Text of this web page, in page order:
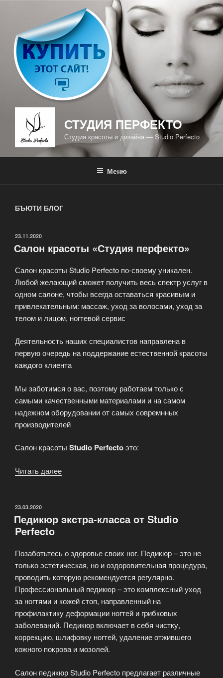
содержимому
СТУДИЯ ПЕРФЕКТО
Студия красоты и дизайна — Studio Perfecto
Меню
БЪЮТИ БЛОГ
ОПУБЛИКОВАНО
23.11.2020
Салон красоты «Студия перфекто»
Салон красоты Studio Perfecto по-своему уникален.
Любой желающий сможет получить весь спектр услуг в
одном салоне, чтобы всегда оставаться красивым и
привлекательным: массаж, уход за волосами, уход за
телом и лицом, ногтевой сервис
Деятельность наших специалистов направлена в
первую очередь на поддержание естественной красоты
каждого клиента
Мы заботимся о вас, поэтому работаем только с
самыми качественными материалами и на самом
надежном оборудовании от самых совремнных
производителей
Салон красоты Studio Perfectoэто:
Читать далее
ОПУБЛИКОВАНО
23.03.2020
Педикюр экстра-класса от Studio
Perfecto
Позаботьтесь о здоровье своих ног. Педикюр – это не
только эстетическая, но и оздоровительная процедура,
проводить которую рекомендуется регулярно.
Профессиональный педикюр – это комплексный уход
за ногтями и кожей стоп, направленный на
профилактику деформации ногтей и грибковых
заболеваний. Педикюр включает в себя чистку,
коррекцию, шлифовку ногтей, удаление отжившего
кожного покрова и мозолей.
Салон педикюр Studio Perfecto предлагает различные